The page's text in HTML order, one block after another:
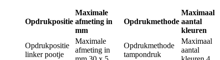
Opdrukpositie
Maximale
afmeting in
mm
Opdrukmethode
Maximaal
aantal
kleuren
Opdrukpositie
linker pootje
Maximale
afmeting in
Opdrukmethode
tampondruk
Maximaal
aantal